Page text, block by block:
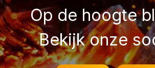
Op de hoogte
Bekijk onze